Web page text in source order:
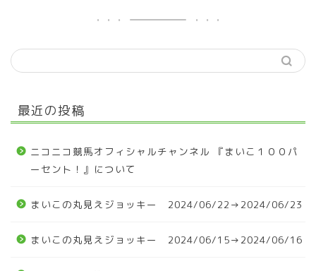
最近の投稿
ニコニコ競馬オフィシャルチャンネル 『まいこ１００パ
ーセント！』について
まいこの丸見えジョッキー 2024/06/22→2024/06/23
まいこの丸見えジョッキー 2024/06/15→2024/06/16